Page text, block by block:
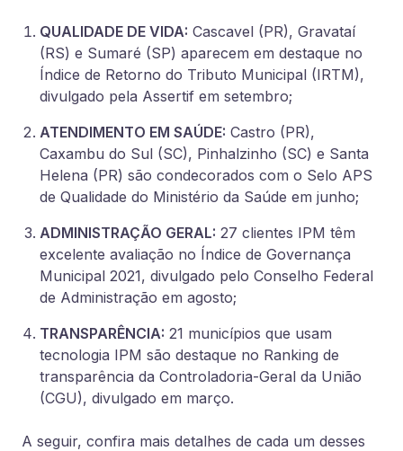
QUALIDADE DE VIDA: Cascavel (PR), Gravataí
(RS) e Sumaré (SP) aparecem em destaque no
Índice de Retorno do Tributo Municipal (IRTM),
divulgado pela Assertif em setembro;
ATENDIMENTO EM SAÚDE: Castro (PR),
Caxambu do Sul (SC), Pinhalzinho (SC) e Santa
Helena (PR) são condecorados com o Selo APS
de Qualidade do Ministério da Saúde em junho;
ADMINISTRAÇÃO GERAL: 27 clientes IPM têm
excelente avaliação no Índice de Governança
Municipal 2021, divulgado pelo Conselho Federal
de Administração em agosto;
TRANSPARÊNCIA: 21 municípios que usam
tecnologia IPM são destaque no Ranking de
transparência da Controladoria-Geral da União
(CGU), divulgado em março.
A seguir, confira mais detalhes de cada um desses